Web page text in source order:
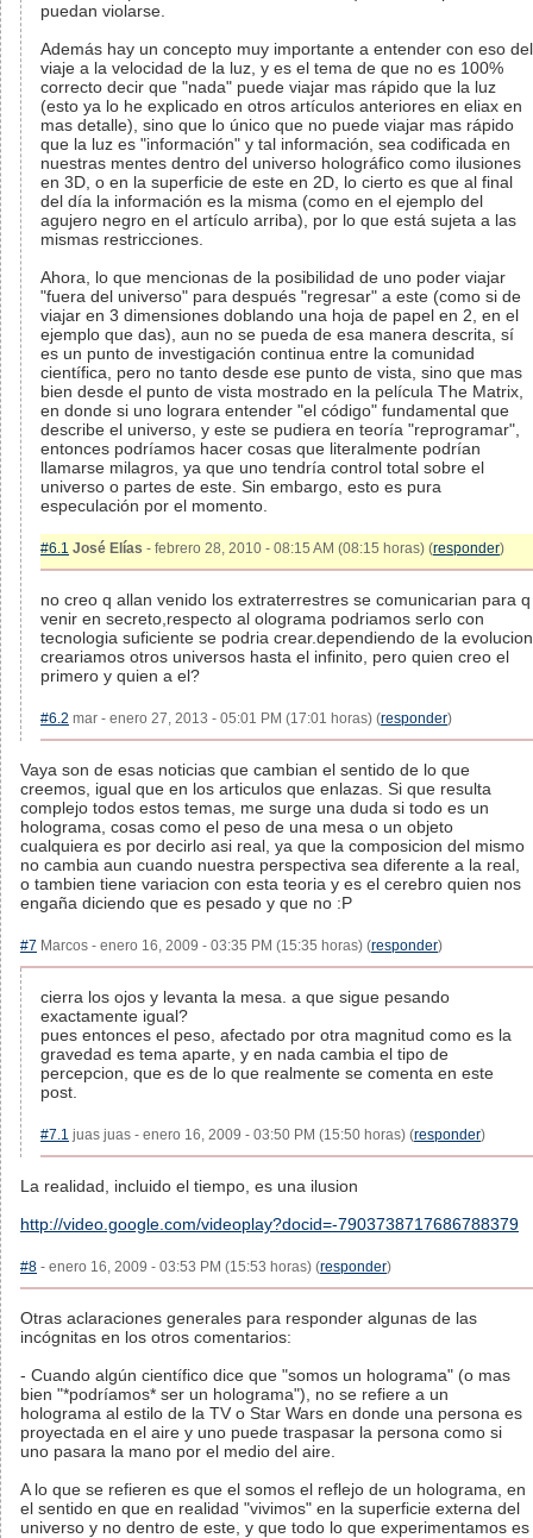
puedan violarse.
Además hay un concepto muy importante a entender con eso del
viaje a la velocidad de la luz, y es el tema de que no es 100%
correcto decir que "nada" puede viajar mas rápido que la luz
(esto ya lo he explicado en otros artículos anteriores en eliax en
mas detalle), sino que lo único que no puede viajar mas rápido
que la luz es "información" y tal información, sea codificada en
nuestras mentes dentro del universo holográfico como ilusiones
en 3D, o en la superficie de este en 2D, lo cierto es que al final
del día la información es la misma (como en el ejemplo del
agujero negro en el artículo arriba), por lo que está sujeta a las
mismas restricciones.
Ahora, lo que mencionas de la posibilidad de uno poder viajar
"fuera del universo" para después "regresar" a este (como si de
viajar en 3 dimensiones doblando una hoja de papel en 2, en el
ejemplo que das), aun no se pueda de esa manera descrita, sí
es un punto de investigación continua entre la comunidad
científica, pero no tanto desde ese punto de vista, sino que mas
bien desde el punto de vista mostrado en la película The Matrix,
en donde si uno lograra entender "el código" fundamental que
describe el universo, y este se pudiera en teoría "reprogramar",
entonces podríamos hacer cosas que literalmente podrían
llamarse milagros, ya que uno tendría control total sobre el
universo o partes de este. Sin embargo, esto es pura
especulación por el momento.
#6.1 José Elías - febrero 28, 2010 - 08:15 AM (08:15 horas) (responder)
no creo q allan venido los extraterrestres se comunicarian para q
venir en secreto,respecto al olograma podriamos serlo con
tecnologia suficiente se podria crear.dependiendo de la evolucion
creariamos otros universos hasta el infinito, pero quien creo el
primero y quien a el?
#6.2 mar - enero 27, 2013 - 05:01 PM (17:01 horas) (responder)
Vaya son de esas noticias que cambian el sentido de lo que
creemos, igual que en los articulos que enlazas. Si que resulta
complejo todos estos temas, me surge una duda si todo es un
holograma, cosas como el peso de una mesa o un objeto
cualquiera es por decirlo asi real, ya que la composicion del mismo
no cambia aun cuando nuestra perspectiva sea diferente a la real,
o tambien tiene variacion con esta teoria y es el cerebro quien nos
engaña diciendo que es pesado y que no :P
#7 Marcos - enero 16, 2009 - 03:35 PM (15:35 horas) (responder)
cierra los ojos y levanta la mesa. a que sigue pesando
exactamente igual?
pues entonces el peso, afectado por otra magnitud como es la
gravedad es tema aparte, y en nada cambia el tipo de
percepcion, que es de lo que realmente se comenta en este
post.
#7.1 juas juas - enero 16, 2009 - 03:50 PM (15:50 horas) (responder)
La realidad, incluido el tiempo, es una ilusion
http://video.google.com/videoplay?docid=-7903738717686788379
#8 - enero 16, 2009 - 03:53 PM (15:53 horas) (responder)
Otras aclaraciones generales para responder algunas de las
incógnitas en los otros comentarios:
- Cuando algún científico dice que "somos un holograma" (o mas
bien "*podríamos* ser un holograma"), no se refiere a un
holograma al estilo de la TV o Star Wars en donde una persona es
proyectada en el aire y uno puede traspasar la persona como si
uno pasara la mano por el medio del aire.
A lo que se refieren es que el somos el reflejo de un holograma, en
el sentido en que en realidad "vivimos" en la superficie externa del
universo y no dentro de este, y que todo lo que experimentamos es